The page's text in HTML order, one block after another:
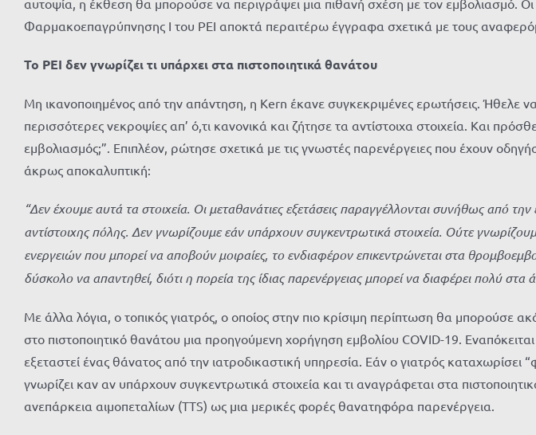
αυτοψία, η έκθεση θα μπορούσε να περιγράψει μια πιθανή σχέση με τον εμβολιασμό.
Φαρμακοεπαγρύπνησης Ι του PEI αποκτά περαιτέρω έγγραφα σχετικά με τους
Το PEI δεν γνωρίζει τι υπάρχει στα πιστοποιητικά θανάτου
Μη ικανοποιημένος από την απάντηση, η Kern έκανε συγκεκριμένες ερωτήσεις. Ήθελε
περισσότερες νεκροψίες απ’ ό,τι κανονικά και ζήτησε τα αντίστοιχα στοιχεία. Και
εμβολιασμός;”. Επιπλέον, ρώτησε σχετικά με τις γνωστές παρενέργειες που έχουν
άκρως αποκαλυπτική:
“Δεν έχουμε αυτά τα στοιχεία. Οι μεταθανάτιες εξετάσεις παραγγέλλονται συνήθως από
αντίστοιχης πόλης. Δεν γνωρίζουμε εάν υπάρχουν συγκεντρωτικά στοιχεία. Ούτε
ενεργειών που μπορεί να αποβούν μοιραίες, το ενδιαφέρον επικεντρώνεται στα
δύσκολο να απαντηθεί, διότι η πορεία της ίδιας παρενέργειας μπορεί να διαφέρει πολύ
Με άλλα λόγια, ο τοπικός γιατρός, ο οποίος στην πιο κρίσιμη περίπτωση θα μπορούσε
στο πιστοποιητικό θανάτου μια προηγούμενη χορήγηση εμβολίου COVID-19.
εξεταστεί ένας θάνατος από την ιατροδικαστική υπηρεσία. Εάν ο γιατρός
γνωρίζει καν αν υπάρχουν συγκεντρωτικά στοιχεία και τι αναγράφεται στα
ανεπάρκεια αιμοπεταλίων (TTS) ως μια μερικές φορές θανατηφόρα παρενέργεια.